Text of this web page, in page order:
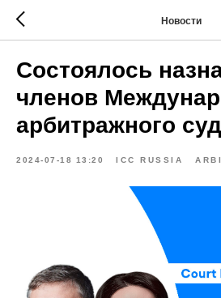
Новости
Состоялось
членов
арбитражного
2024-07-18 13:20 ICC RUSSIA